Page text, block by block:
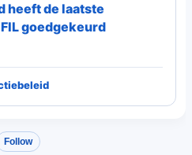
heeft de laatste
goedgekeurd
Follow